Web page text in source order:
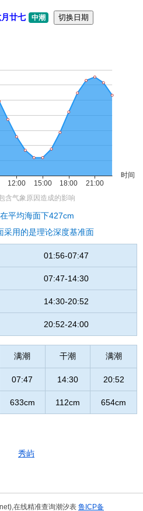
廿七 中潮 切换日期
平均海面下427cm
采用的是理论深度基准面
01:56-07:47
07:47-14:30
14:30-20:52
20:52-24:00
满潮 干潮 满潮
07:47 14:30 20:52
633cm 112cm 654cm
秀屿
在线精准查询潮汐表 鲁ICP备